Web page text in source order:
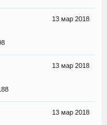
13 мар 2018
13 мар 2018
13 мар 2018